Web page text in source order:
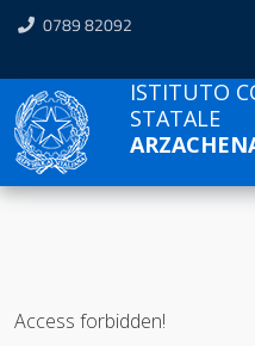
0789 82092
ISTITUTO
STATALE
Access forbidden!